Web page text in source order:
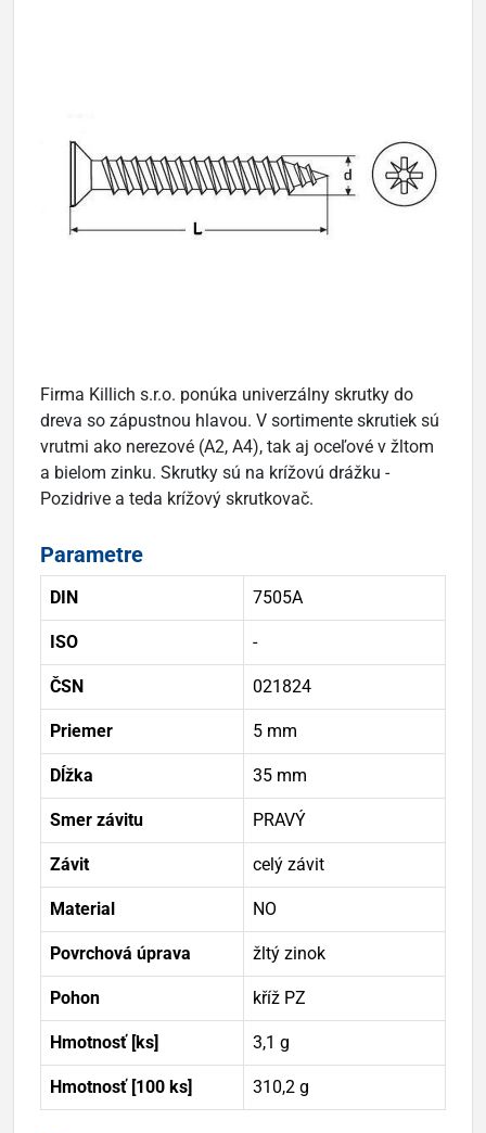
Firma Killich s.r.o. ponúka univerzálny skrutky do
dreva so zápustnou hlavou. V sortimente skrutiek sú
vrutmi ako nerezové (A2, A4), tak aj oceľové v žltom
a bielom zinku. Skrutky sú na krížovú drážku -
Pozidrive a teda krížový skrutkovač.
Parametre
DIN 7505A
ISO -
ČSN 021824
Priemer 5 mm
Dĺžka 35 mm
Smer závitu PRAVÝ
Závit celý závit
Material NO
Povrchová úprava žltý zinok
Pohon kříž PZ
Hmotnosť [ks] 3,1 g
Hmotnosť [100 ks] 310,2 g